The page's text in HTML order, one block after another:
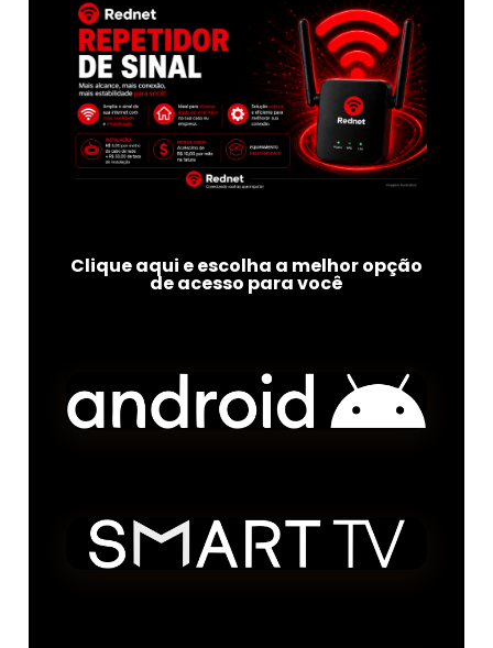
Clique aqui e escolha a melhor opção
de acesso para você